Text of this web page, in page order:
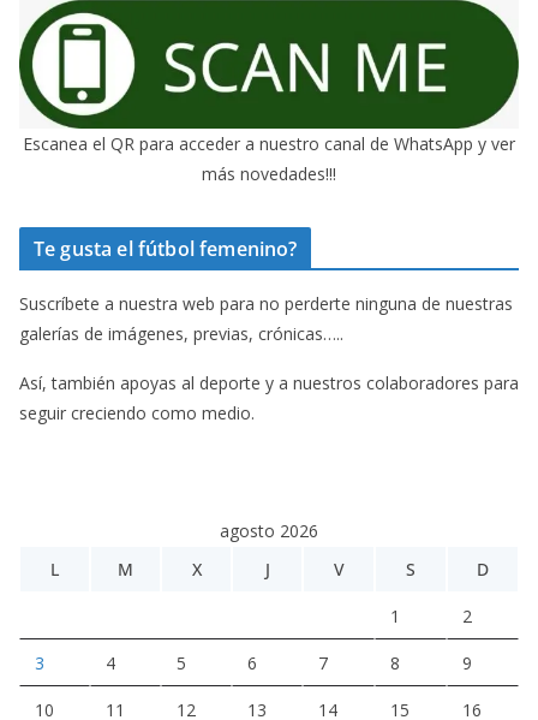
Escanea el QR para acceder a nuestro canal de WhatsApp y ver
más novedades!!!
Te gusta el fútbol femenino?
Suscríbete a nuestra web para no perderte ninguna de nuestras
galerías de imágenes, previas, crónicas…..
Así, también apoyas al deporte y a nuestros colaboradores para
seguir creciendo como medio.
agosto 2026
L
M X J V S D
1 2
3 4 5 6 7 8 9
10 11 12 13 14 15 16